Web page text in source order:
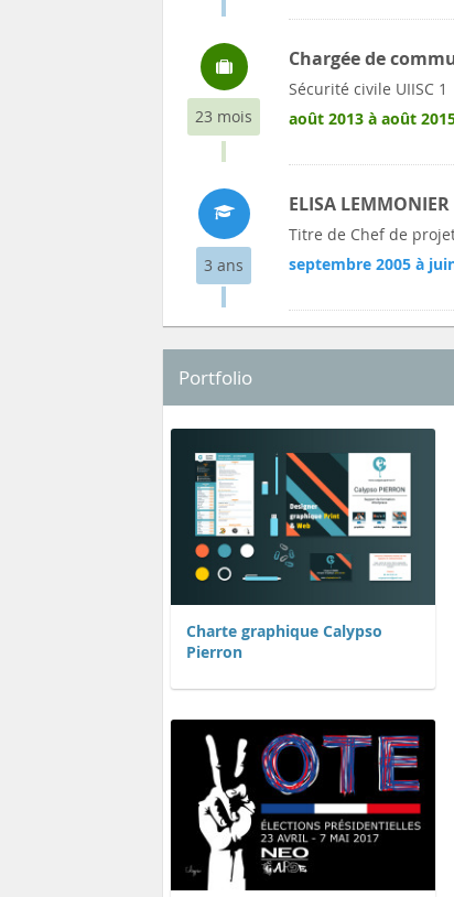
23 mois
Chargée de
Sécurité civile UIISC 1
août 2013 à août
3 ans
ELISA LEMMONIER
Titre de Chef de
septembre 2005 à
Portfolio
Charte graphique Calypso
Pierron